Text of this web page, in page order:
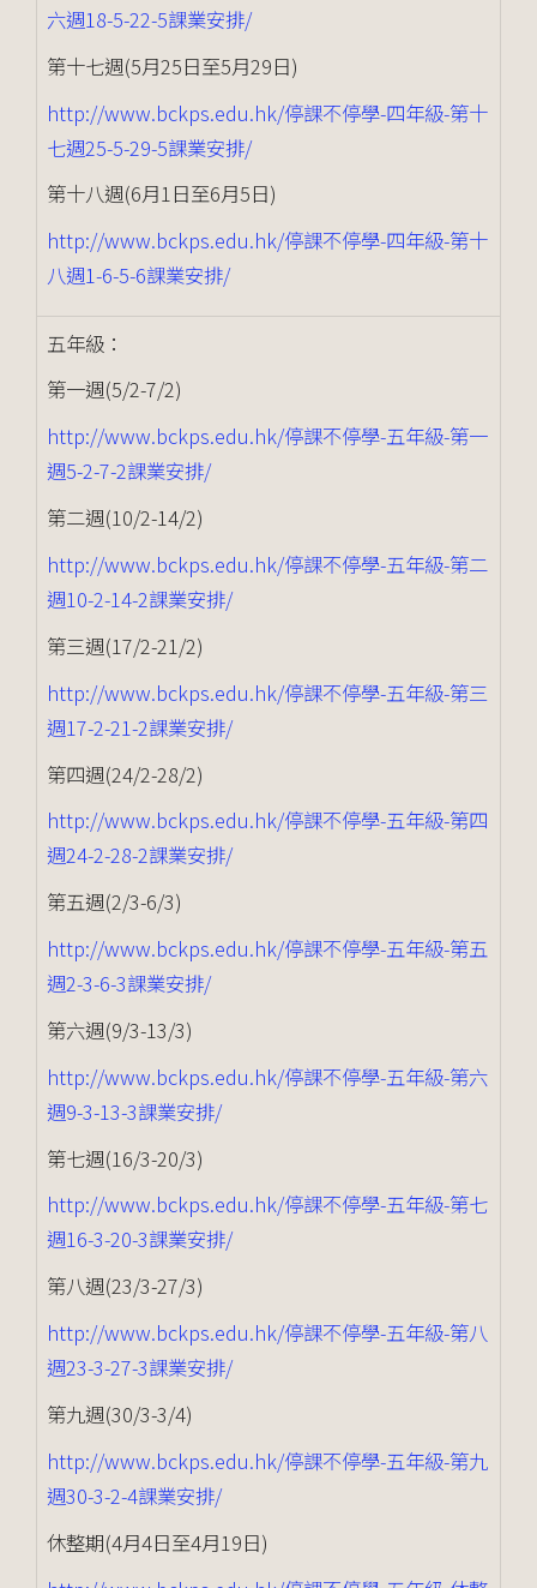
六週18-5-22-5課業安排/
第十七週(5月25日至5月29日)
http://www.bckps.edu.hk/停課不停學-四年級-第十
七週25-5-29-5課業安排/
第十八週(6月1日至6月5日)
http://www.bckps.edu.hk/停課不停學-四年級-第十
八週1-6-5-6課業安排/
五年級：
第一週(5/2-7/2)
http://www.bckps.edu.hk/停課不停學-五年級-第一
週5-2-7-2課業安排/
第二週(10/2-14/2)
http://www.bckps.edu.hk/停課不停學-五年級-第二
週10-2-14-2課業安排/
第三週(17/2-21/2)
http://www.bckps.edu.hk/停課不停學-五年級-第三
週17-2-21-2課業安排/
第四週(24/2-28/2)
http://www.bckps.edu.hk/停課不停學-五年級-第四
週24-2-28-2課業安排/
第五週(2/3-6/3)
http://www.bckps.edu.hk/停課不停學-五年級-第五
週2-3-6-3課業安排/
第六週(9/3-13/3)
http://www.bckps.edu.hk/停課不停學-五年級-第六
週9-3-13-3課業安排/
第七週(16/3-20/3)
http://www.bckps.edu.hk/停課不停學-五年級-第七
週16-3-20-3課業安排/
第八週(23/3-27/3)
http://www.bckps.edu.hk/停課不停學-五年級-第八
週23-3-27-3課業安排/
第九週(30/3-3/4)
http://www.bckps.edu.hk/停課不停學-五年級-第九
週30-3-2-4課業安排/
休整期(4月4日至4月19日)